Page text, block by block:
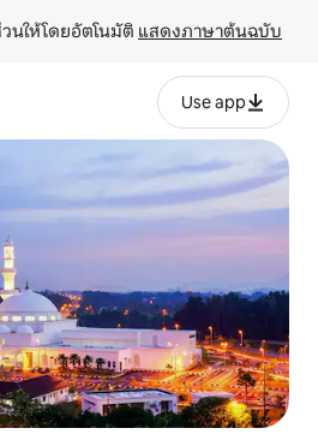
นให้โดยอัตโนมัติ แสดงภาษาต้นฉบับ
Use app